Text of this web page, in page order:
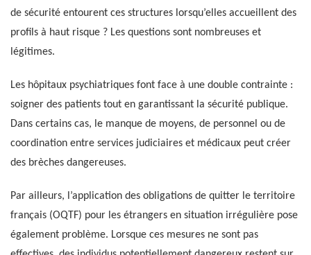
de sécurité entourent ces structures lorsqu’elles accueillent des
profils à haut risque ? Les questions sont nombreuses et
légitimes.
Les hôpitaux psychiatriques font face à une double contrainte :
soigner des patients tout en garantissant la sécurité publique.
Dans certains cas, le manque de moyens, de personnel ou de
coordination entre services judiciaires et médicaux peut créer
des brèches dangereuses.
Par ailleurs, l’application des obligations de quitter le territoire
français (OQTF) pour les étrangers en situation irrégulière pose
également problème. Lorsque ces mesures ne sont pas